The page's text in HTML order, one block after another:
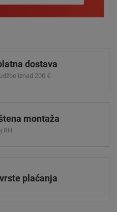
dostava
iznad 200 €
montaža
RH
plaćanja